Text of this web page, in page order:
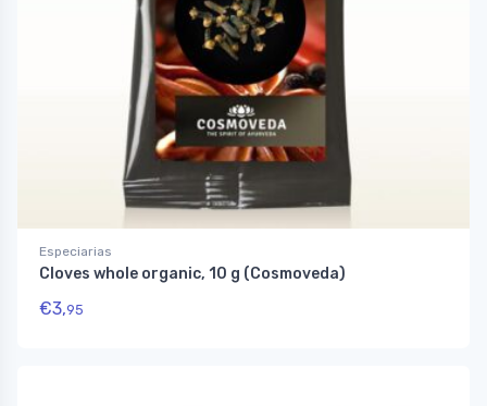
Especiarias
Cloves whole organic, 10 g (Cosmoveda)
€3,95